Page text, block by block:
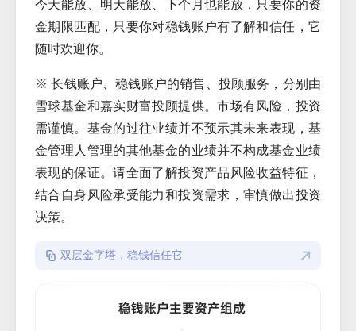
今天能放、明天能放、下个月也能放，只要你的资
金期限匹配，只要你对稳钱账户有了解和信任，它
随时欢迎你。
※ 长钱账户、稳钱账户的销售、投顾服务，分别由
雪球基金和嘉实财富投顾提供。市场有风险，投资
需谨慎。基金的过往业绩并不预示其未来表现，基
金管理人管理的其他基金的业绩并不构成基金业绩
表现的保证。请全面了解投资产品风险收益特征，
结合自身风险承受能力和投资需求，审慎做出投资
决策。
双层金字塔，稳钱信任它